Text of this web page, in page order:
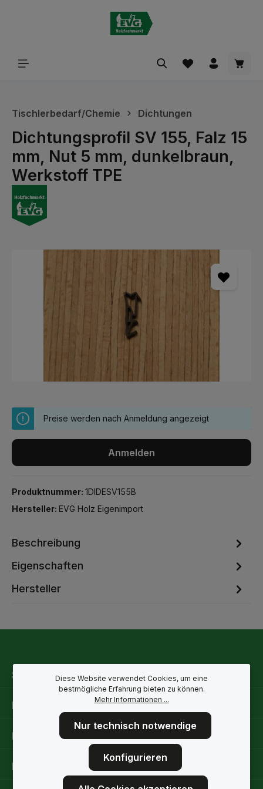
Tischlerbedarf/Chemie Dichtungen
Dichtungsprofil SV 155, Falz 15
mm, Nut 5 mm, dunkelbraun,
Werkstoff TPE
Preise werden nach Anmeldung angezeigt
Anmelden
Produktnummer: 1DIDESV155B
Hersteller: EVG Holz Eigenimport
Beschreibung
Eigenschaften
Hersteller
Service-Hotline
Rechtliche Hinweise
Informationen
Folge uns
Diese Website verwendet Cookies, um eine
bestmögliche Erfahrung bieten zu können.
Mehr Informationen ...
Nur technisch notwendige
Konfigurieren